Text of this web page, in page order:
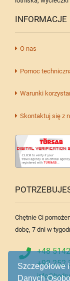
Szczegółowe
Danych
INFORMACJE
O nas
Pomoc
Warunki
Skontaktuj się z
Chętnie Ci
dobę, 7 dni w
+48
+90 252